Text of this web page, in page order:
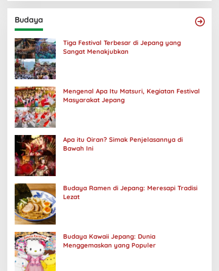
Budaya
Tiga Festival Terbesar di Jepang yang
Sangat Menakjubkan
Mengenal Apa Itu Matsuri, Kegiatan Festival
Masyarakat Jepang
Apa itu Oiran? Simak Penjelasannya di
Bawah Ini
Budaya Ramen di Jepang: Meresapi Tradisi
Lezat
Budaya Kawaii Jepang: Dunia
Menggemaskan yang Populer